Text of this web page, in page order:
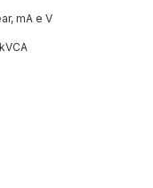
mA e V